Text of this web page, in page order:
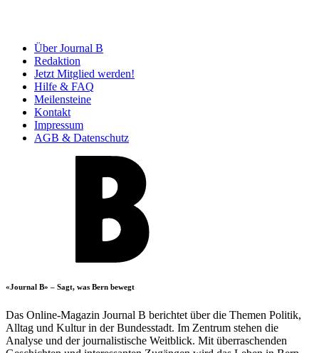
Über Journal B
Redaktion
Jetzt Mitglied werden!
Hilfe & FAQ
Meilensteine
Kontakt
Impressum
AGB & Datenschutz
«Journal B» – Sagt, was Bern bewegt
Das Online-Magazin Journal B berichtet über die Themen Politik,
Alltag und Kultur in der Bundesstadt. Im Zentrum stehen die
Analyse und der journalistische Weitblick. Mit überraschenden